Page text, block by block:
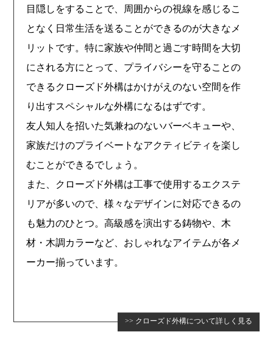
目隠しをすることで、周囲からの視線を感じるこ
となく日常生活を送ることができるのが大きなメ
リットです。特に家族や仲間と過ごす時間を大切
にされる方にとって、プライバシーを守ることの
できるクローズド外構はかけがえのない空間を作
り出すスペシャルな外構になるはずです。
友人知人を招いた気兼ねのないバーベキューや、
家族だけのプライベートなアクティビティを楽し
むことができるでしょう。
また、クローズド外構は工事で使用するエクステ
リアが多いので、様々なデザインに対応できるの
も魅力のひとつ。高級感を演出する鋳物や、木
材・木調カラーなど、おしゃれなアイテムが各メ
ーカー揃っています。
クローズド外構について詳しく見る